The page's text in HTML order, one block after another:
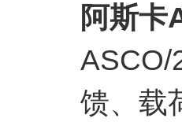
阿斯卡
ASCO/
馈、载